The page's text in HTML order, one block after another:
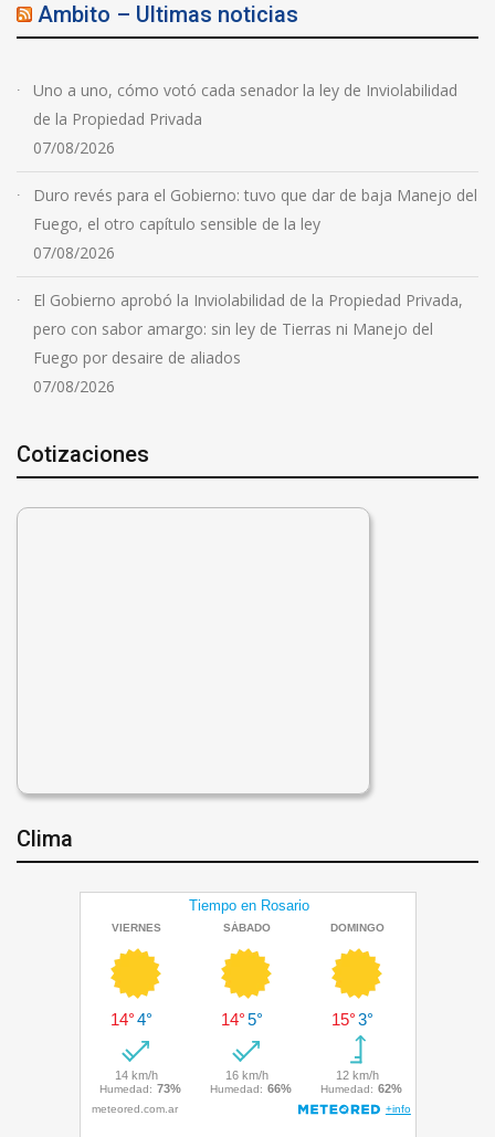
Ambito – Ultimas noticias
Uno a uno, cómo votó cada senador la ley de Inviolabilidad
de la Propiedad Privada
07/08/2026
Duro revés para el Gobierno: tuvo que dar de baja Manejo del
Fuego, el otro capítulo sensible de la ley
07/08/2026
El Gobierno aprobó la Inviolabilidad de la Propiedad Privada,
pero con sabor amargo: sin ley de Tierras ni Manejo del
Fuego por desaire de aliados
07/08/2026
Cotizaciones
Clima